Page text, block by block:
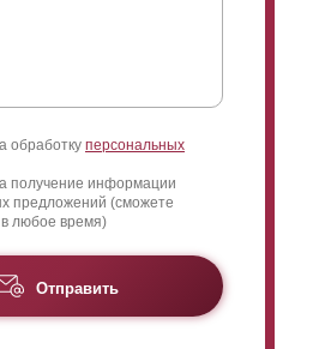
обработку персональных
получение информации
предложений (сможете
в любое время)
Отправить